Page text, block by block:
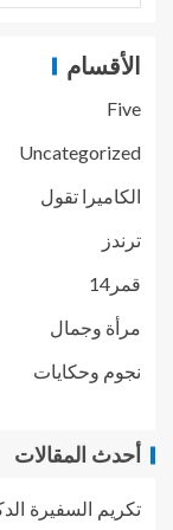
الأقسام
Five
Uncategorized
الكاميرا تقول
ترندز
قمر14
مرأة وجمال
نجوم وحكايات
أحدث المقالات
تكريم السفيرة